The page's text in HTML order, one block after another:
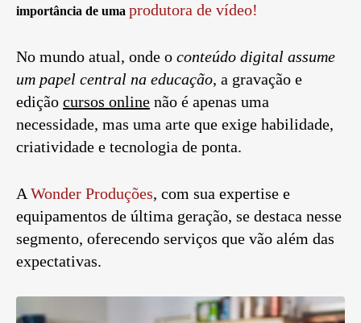
importância de uma produtora de vídeo!
No mundo atual, onde o conteúdo digital assume
um papel central na educação, a gravação e
edição cursos online não é apenas uma
necessidade, mas uma arte que exige habilidade,
criatividade e tecnologia de ponta.
A Wonder Produções, com sua expertise e
equipamentos de última geração, se destaca nesse
segmento, oferecendo serviços que vão além das
expectativas.